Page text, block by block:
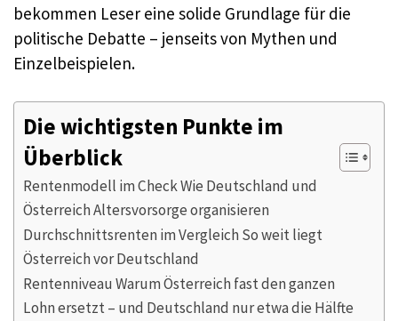
bekommen Leser eine solide Grundlage für die
politische Debatte – jenseits von Mythen und
Einzelbeispielen.
Die wichtigsten Punkte im
Überblick
Rentenmodell im Check Wie Deutschland und
Österreich Altersvorsorge organisieren
Durchschnittsrenten im Vergleich So weit liegt
Österreich vor Deutschland
Rentenniveau Warum Österreich fast den ganzen
Lohn ersetzt – und Deutschland nur etwa die Hälfte